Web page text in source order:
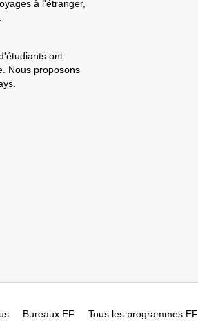
à l'étranger,
ont
Nous proposons
Bureaux EF Tous les programmes EF